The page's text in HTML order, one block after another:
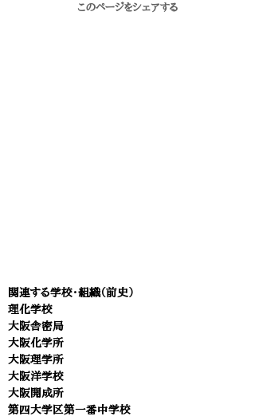
このページをシェアする
​関連する学校・組織（前史）
理化学校
大阪舎密局
大阪化学所
大阪理学所
大阪洋学校
大阪開成所
第四大学区第一番中学校